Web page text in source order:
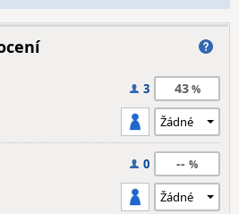
3 43
0 --